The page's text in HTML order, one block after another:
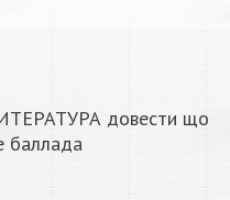
довести що
баллада